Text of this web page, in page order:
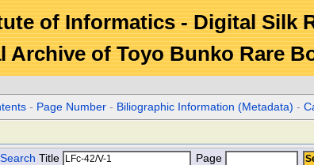
of Informatics - Digital Silk
Archive of Toyo Bunko Rare
- Page Number - Biliographic Information (Metadata) -
Title Page